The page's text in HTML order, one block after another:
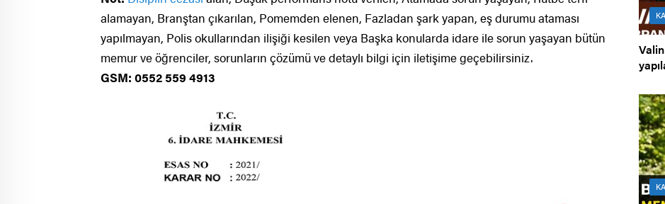
alamayan, Branştan çıkarılan, Pomemden elenen, Fazladan şark yapan, eş durumu ataması
yapılmayan, Polis okullarından ilişiği kesilen veya Başka konularda idare ile sorun yaşayan bütün
memur ve öğrenciler, sorunların çözümü ve detaylı bilgi için iletişime geçebilirsiniz.
GSM: 0552 559 4913